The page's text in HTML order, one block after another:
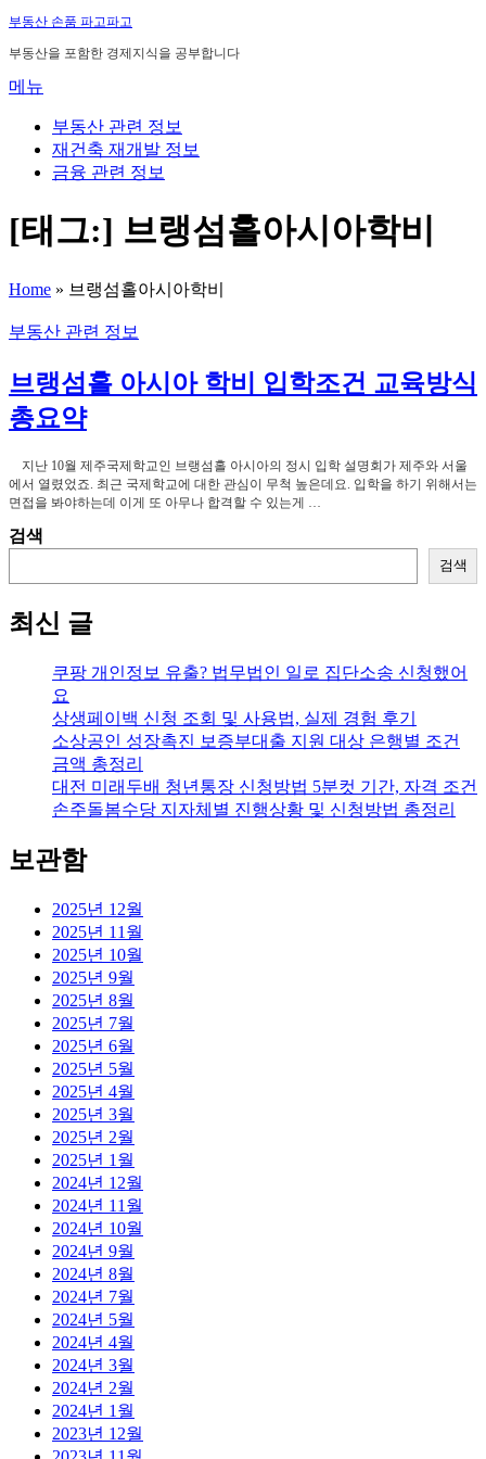
내
용
로
부동산 손품 파고파고
부동산을 포함한 경제지식을 공부합니다
메뉴
부동산 관련 정보
재건축 재개발 정보
금융 관련 정보
[태그:] 브랭섬홀아시아학비
Home » 브랭섬홀아시아학비
부동산 관련 정보
브랭섬홀 아시아 학비 입학조건 교육방식
총요약
지난 10월 제주국제학교인 브랭섬홀 아시아의 정시 입학 설명회가 제주와 서울
에서 열렸었죠. 최근 국제학교에 대한 관심이 무척 높은데요. 입학을 하기 위해서는
면접을 봐야하는데 이게 또 아무나 합격할 수 있는게 …
검색
검색
최신 글
쿠팡 개인정보 유출? 법무법인 일로 집단소송 신청했어
요
상생페이백 신청 조회 및 사용법, 실제 경험 후기
소상공인 성장촉진 보증부대출 지원 대상 은행별 조건
금액 총정리
대전 미래두배 청년통장 신청방법 5분컷 기간, 자격 조건
손주돌봄수당 지자체별 진행상황 및 신청방법 총정리
보관함
2025년 12월
2025년 11월
2025년 10월
2025년 9월
2025년 8월
2025년 7월
2025년 6월
2025년 5월
2025년 4월
2025년 3월
2025년 2월
2025년 1월
2024년 12월
2024년 11월
2024년 10월
2024년 9월
2024년 8월
2024년 7월
2024년 5월
2024년 4월
2024년 3월
2024년 2월
2024년 1월
2023년 12월